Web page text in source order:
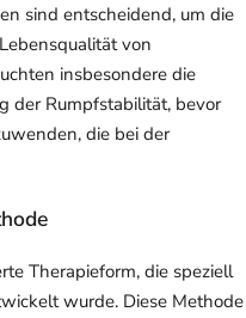
sind entscheidend, um die
von
insbesondere die
der Rumpfstabilität, bevor
die bei der
Therapieform, die speziell
wurde. Diese Methode